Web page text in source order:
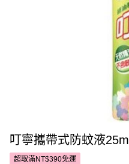
叮寧攜帶式防蚊液25ml
超取滿NT$390免運